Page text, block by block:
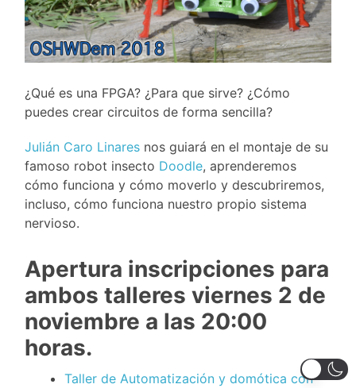
¿Qué es una FPGA? ¿Para que sirve? ¿Cómo
puedes crear circuitos de forma sencilla?
Julián Caro Linares nos guiará en el montaje de su
famoso robot insecto Doodle, aprenderemos
cómo funciona y cómo moverlo y descubriremos,
incluso, cómo funciona nuestro propio sistema
nervioso.
Apertura inscripciones para
ambos talleres viernes 2 de
noviembre a las 20:00
horas.
Taller de Automatización y domótica con